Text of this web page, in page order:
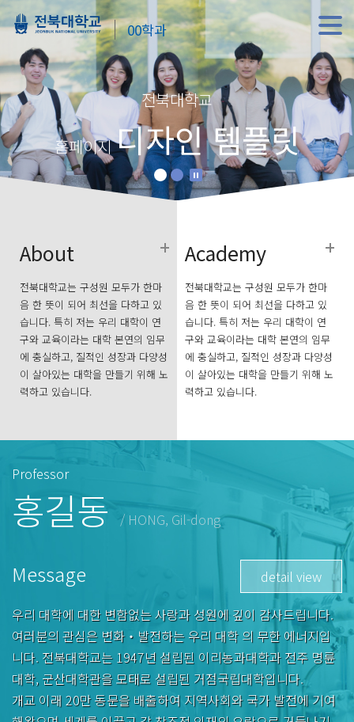
00학과
전북대학교
홈페이지디자인 템플릿
About
전북대학교는 구성원 모두가 한마
음 한 뜻이 되어 최선을 다하고 있
습니다. 특히 저는 우리 대학이 연
구와 교육이라는 대학 본연의 임무
에 충실하고, 질적인 성장과 다양성
이 살아있는 대학을 만들기 위해 노
력하고 있습니다.
Academy
전북대학교는 구성원 모두가 한마
음 한 뜻이 되어 최선을 다하고 있
습니다. 특히 저는 우리 대학이 연
구와 교육이라는 대학 본연의 임무
에 충실하고, 질적인 성장과 다양성
이 살아있는 대학을 만들기 위해 노
력하고 있습니다.
Professor
홍길동 / HONG, Gil-dong
Message
우리 대학에 대한 변함없는 사랑과 성원에 깊이 감사드립니다.
여러분의 관심은 변화‧발전하는 우리 대학 의 무한 에너지입
니다. 전북대학교는 1947년 설립된 이리농과대학과 전주 명륜
대학, 군산대학관을 모태로 설립된 거점국립대학입니다.
개교 이래 20만 동문을 배출하여 지역사회와 국가 발전에 기여
detail view